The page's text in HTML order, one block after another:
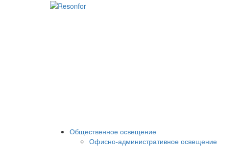
Общественное освещение
Офисно-административное освещение